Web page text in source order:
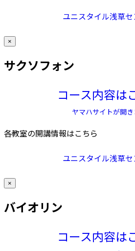
ユニスタイル浅草セ
×
サクソフォン
コース内容は
ヤマハサイトが開き
各教室の開講情報はこちら
ユニスタイル浅草セ
×
バイオリン
コース内容は